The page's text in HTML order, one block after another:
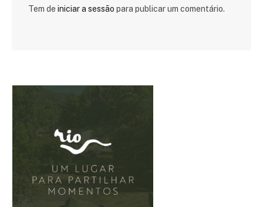
Tem de iniciar a sessão para publicar um comentário.